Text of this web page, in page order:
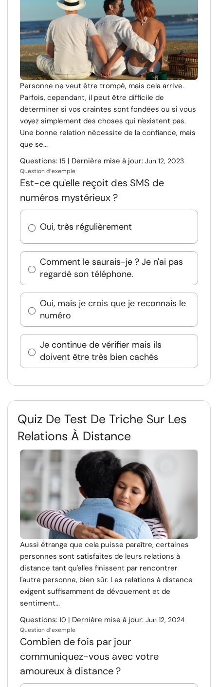
Personne ne veut être trompé, mais cela arrive.
Parfois, cependant, il peut être difficile de
déterminer si vos craintes sont fondées ou si vous
voyez simplement des choses qui n'existent pas.
Une bonne relation nécessite de la confiance, mais
que se...
Questions: 15 | Dernière mise à jour: Jun 12, 2023
Question d’exemple
Est-ce qu'elle reçoit des SMS de
numéros mystérieux ?
Oui, très régulièrement
Comment le saurais-je ? Je n'ai pas
regardé son téléphone.
Oui, mais je crois que je reconnais le
numéro
Je continue de vérifier mais ils
doivent être très bien cachés
Quiz De Test De Triche Sur Les
Relations À Distance
Aussi étrange que cela puisse paraître, certaines
personnes sont satisfaites de leurs relations à
distance tant qu'elles finissent par rencontrer
l'autre personne, bien sûr. Les relations à distance
exigent suffisamment de dévouement et de
sentiment...
Questions: 10 | Dernière mise à jour: Jun 12, 2024
Question d’exemple
Combien de fois par jour
communiquez-vous avec votre
amoureux à distance ?